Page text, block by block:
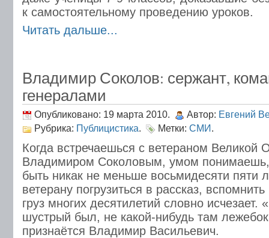
к самостоятельному проведению уроков.
Читать дальше...
Владимир Соколов: сержант,
генералами
Опубликовано: 19 марта 2010. Автор: Евгений
Рубрика: Публицистика. Метки: СМИ.
Когда встречаешься с ветераном Великой
Владимиром Соколовым, умом
быть никак не меньше восьмидесяти пяти
ветерану погрузиться в рассказ,
груз многих десятилетий словно исчезает.
шустрый был, не какой-нибудь там
признаётся Владимир Васильевич.